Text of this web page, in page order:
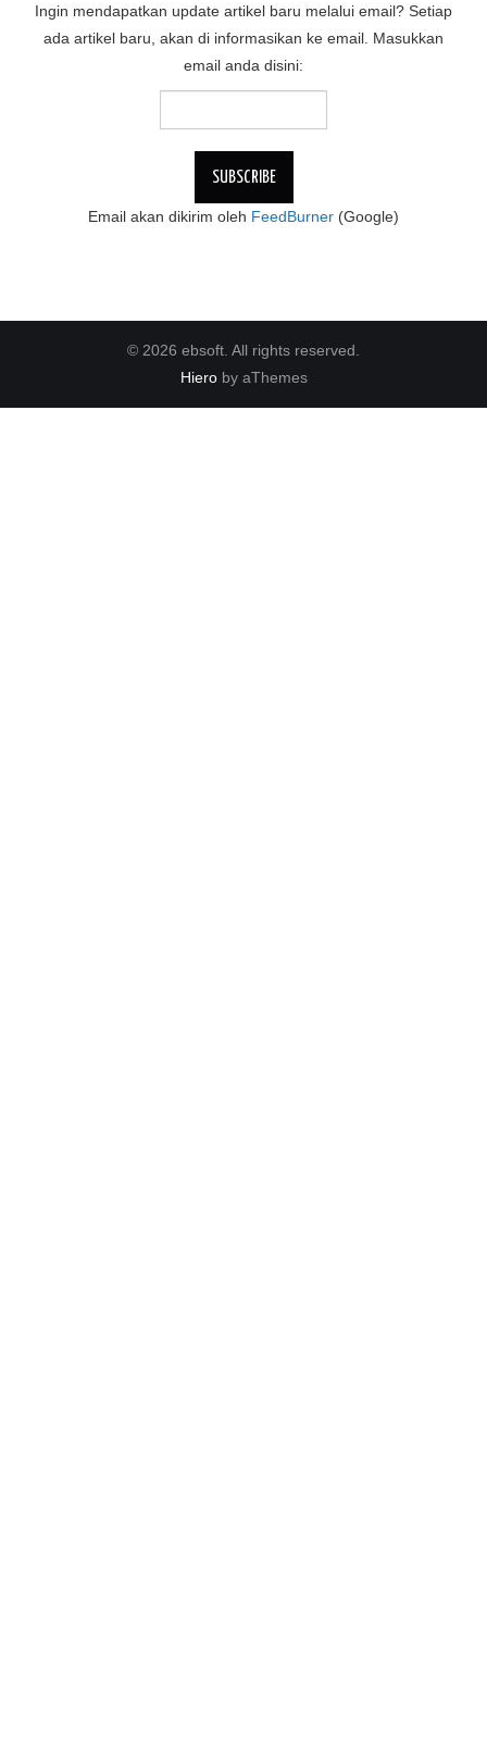
Ingin mendapatkan update artikel baru melalui email? Setiap
ada artikel baru, akan di informasikan ke email. Masukkan
email anda disini:
Email akan dikirim oleh FeedBurner (Google)
© 2026 ebsoft. All rights reserved.
Hieroby aThemes